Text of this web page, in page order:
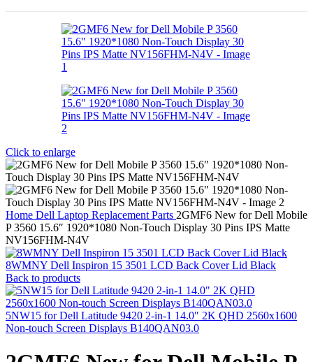
Click to enlarge
Home Dell Laptop Replacement Parts 2GMF6 New for Dell Mobile
P 3560 15.6″ 1920*1080 Non-Touch Display 30 Pins IPS Matte
NV156FHM-N4V
8WMNY Dell Inspiron 15 3501 LCD Back Cover Lid Black
Back to products
5NW15 for Dell Latitude 9420 2-in-1 14.0" 2K QHD 2560x1600
Non-touch Screen Displays B140QAN03.0